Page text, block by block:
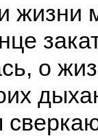
жизни
о